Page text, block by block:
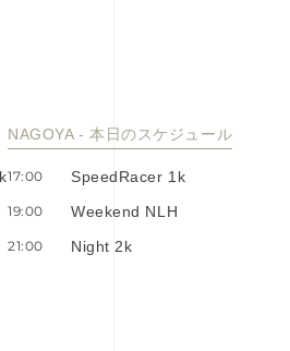
NAGOYA - 本⽇のスケジュール
17:00 SpeedRacer 1k
19:00 Weekend NLH
21:00 Night 2k